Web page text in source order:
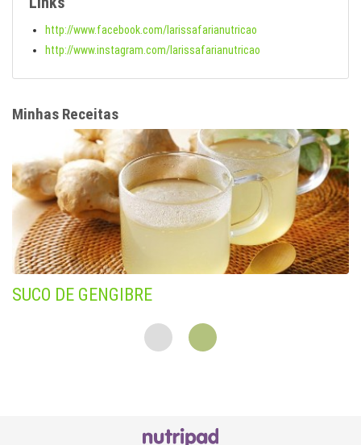
http://www.facebook.com/larissafarianutricao
http://www.instagram.com/larissafarianutricao
Minhas Receitas
SUCO DE GENGIBRE